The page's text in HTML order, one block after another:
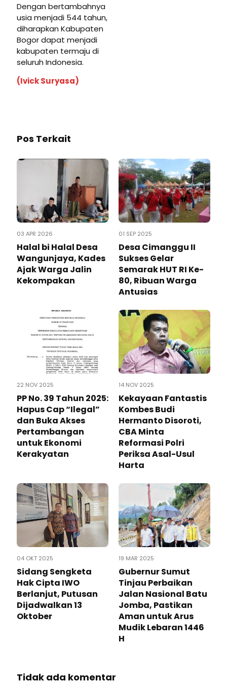
Dengan bertambahnya
usia menjadi 544 tahun,
diharapkan Kabupaten
Bogor dapat menjadi
kabupaten termaju di
seluruh Indonesia.
(Ivick Suryasa)
Pos Terkait
03 APR 2026
Halal bi Halal Desa
Wangunjaya, Kades
Ajak Warga Jalin
Kekompakan
01 SEP 2025
Desa Cimanggu II
Sukses Gelar
Semarak HUT RI Ke-
80, Ribuan Warga
Antusias
22 NOV 2025
PP No. 39 Tahun 2025:
Hapus Cap “Ilegal”
dan Buka Akses
Pertambangan
untuk Ekonomi
Kerakyatan
14 NOV 2025
Kekayaan Fantastis
Kombes Budi
Hermanto Disoroti,
CBA Minta
Reformasi Polri
Periksa Asal-Usul
Harta
04 OKT 2025
Sidang Sengketa
Hak Cipta IWO
Berlanjut, Putusan
Dijadwalkan 13
Oktober
19 MAR 2025
Gubernur Sumut
Tinjau Perbaikan
Jalan Nasional Batu
Jomba, Pastikan
Aman untuk Arus
Mudik Lebaran 1446
H
Tidak ada komentar